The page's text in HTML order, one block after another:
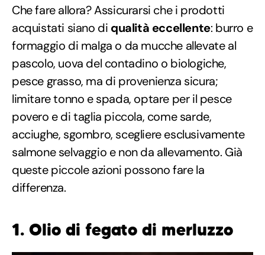
Che fare allora? Assicurarsi che i prodotti
acquistati siano di qualità eccellente: burro e
formaggio di malga o da mucche allevate al
pascolo, uova del contadino o biologiche,
pesce grasso, ma di provenienza sicura;
limitare tonno e spada, optare per il pesce
povero e di taglia piccola, come sarde,
acciughe, sgombro, scegliere esclusivamente
salmone selvaggio e non da allevamento. Già
queste piccole azioni possono fare la
differenza.
1. Olio di fegato di merluzzo